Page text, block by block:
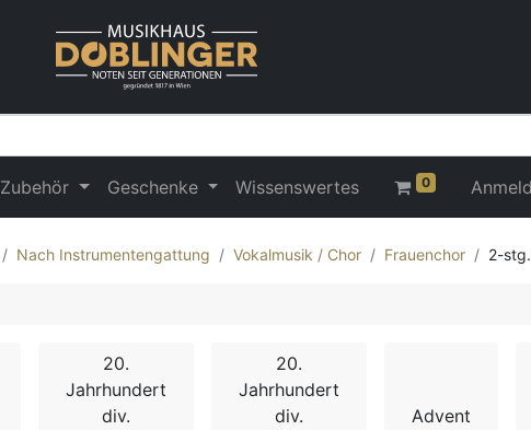
Zubehör Geschenke Wissenswertes 0
Nach Instrumentengattung Vokalmusik / Chor Frauenchor 2-
20.
Jahrhundert
div.
20.
Jahrhundert
div.
Advent